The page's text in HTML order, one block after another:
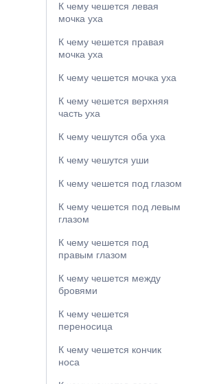
К чему чешется левая
мочка уха
К чему чешется правая
мочка уха
К чему чешется мочка уха
К чему чешется верхняя
часть уха
К чему чешутся оба уха
К чему чешутся уши
К чему чешется под глазом
К чему чешется под левым
глазом
К чему чешется под
правым глазом
К чему чешется между
бровями
К чему чешется
переносица
К чему чешется кончик
носа